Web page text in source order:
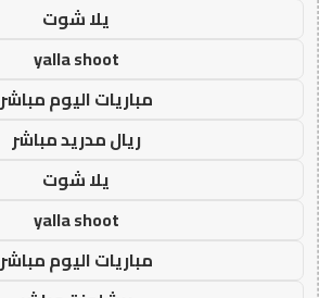
يلا شوت
yalla shoot
مباريات اليوم مباشر
ريال مدريد مباشر
يلا شوت
yalla shoot
مباريات اليوم مباشر